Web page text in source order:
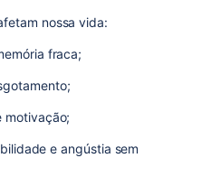
nossa vida:
fraca;
motivação;
e angústia sem